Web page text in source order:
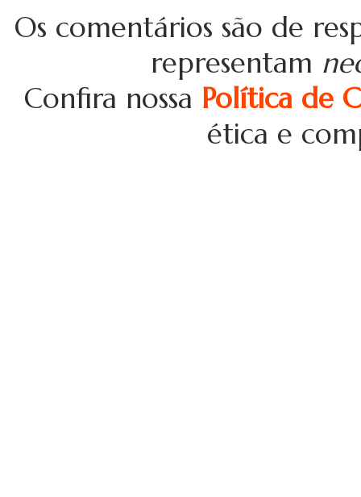
Os comentários são de
representam
Confira nossa Política de
ética e